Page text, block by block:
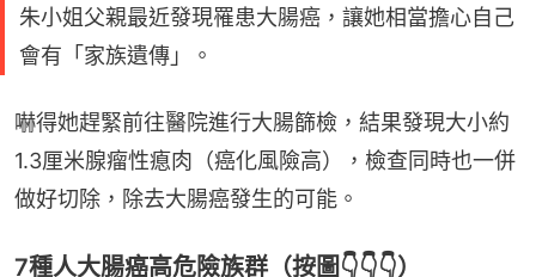
朱小姐父親最近發現罹患大腸癌，讓她相當擔心自己
會有「家族遺傳」。
嚇得她趕緊前往醫院進行大腸篩檢，結果發現大小約
1.3厘米腺瘤性瘜肉（癌化風險高），檢查同時也一併
做好切除，除去大腸癌發生的可能。
7種人大腸癌高危險族群（按圖👇👇👇）